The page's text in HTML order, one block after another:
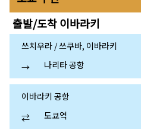
출발/도착이바라키
쓰치우라 / 쓰쿠바, 이바라키
→
나리타 공항
이바라키 공항
⇄
도쿄역